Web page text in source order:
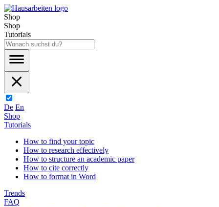
Shop
Shop
Tutorials
De En
Shop
Tutorials
How to find your topic
How to research effectively
How to structure an academic paper
How to cite correctly
How to format in Word
Trends
FAQ